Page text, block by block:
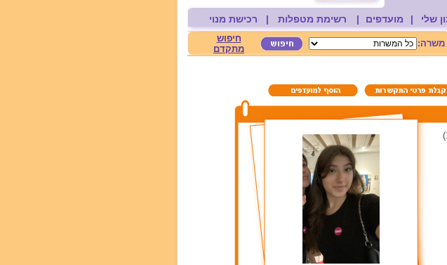
שלי | מועדפים | רשימת מטפלות | רכישת מנוי
משרה:
חיפוש
מתקדם